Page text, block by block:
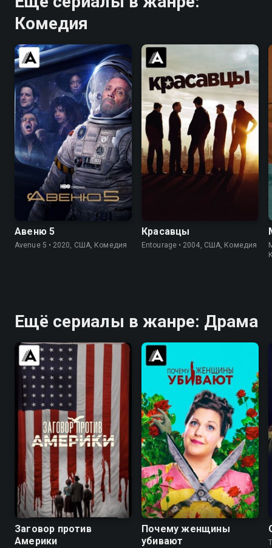
Комедия
6.9 6.7
Авеню 5
Avenue 5 • 2020, США, Комедия
Красавцы
Entourage • 2004, США, Комедия
Ещё сериалы в жанре: Драма
6.7 7.3
Заговор против
Америки
8.3 8.3
Почему женщины
убивают